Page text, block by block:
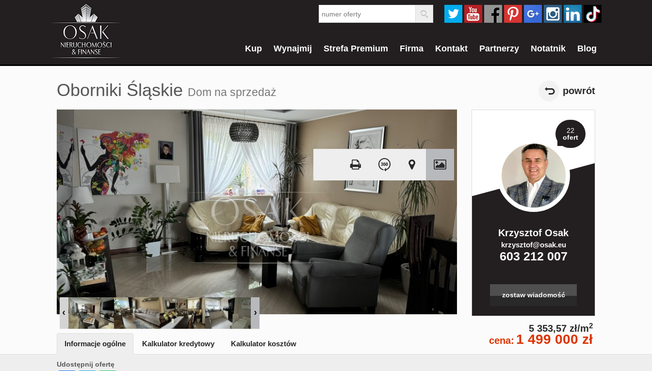
Kup Wynajmij Strefa Premium Firma Kontakt Partnerzy Notatnik Blog
Oborniki Śląskie Dom na sprzedaż powrót
22
ofert
Krzysztof Osak
krzysztof@osak.eu
603 212 007
zostaw wiadomość
5 353,57 zł/m2
cena: 1 499 000 zł
Udostępnij ofertę
Informacje ogólne Kalkulator kredytowy Kalkulator kosztów